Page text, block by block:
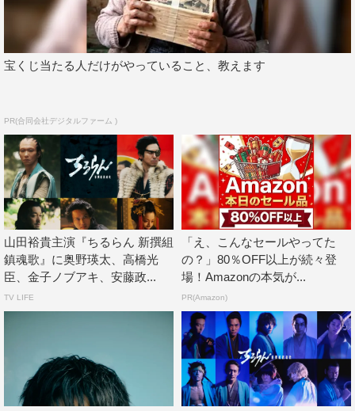
よ。まとうものがあるというか。最終話のアクションシー
ンの前には「ちょっと体が重いんで落としました」と、あ
の顔つきになっていて。カメラが回っていないときは、僕
らともほぼ話さないくらいの空気になっていたんです。い
た。
細田：そんな感じになっていました？ 自分では気づいて
いないかもしれないです…。それだけ夢中になることがで
きていたんだと思います。
◆最終話では、沖田が我を忘れて“鬼子”と呼ばれる状態
と、自分を取り戻す瞬間がハッキリと見えました。演じる
上で意識されていたことはありますか？
細田：やっぱり難しいなというか、怖さはありました。そ
れがちゃんと伝わるか、何よりも原作を大好きなファンの
みなさんも観てくださっていると思うと、沖田がどう見え
るのかっていうのは……。でも、やっぱり綾野さんがいて
くださったのですごく救われました。本当にたくさんアク
宝くじ当たる人だけがやっていること、教えます
PR(合同会社デジタルファーム )
山田裕貴主演『ちるらん 新撰組
鎮魂歌』に奥野瑛太、高橋光
臣、金子ノブアキ、安藤政...
TV LIFE
「え、こんなセールやってた
の？」80％OFF以上が続々登
場！Amazonの本気が...
PR(Amazon)